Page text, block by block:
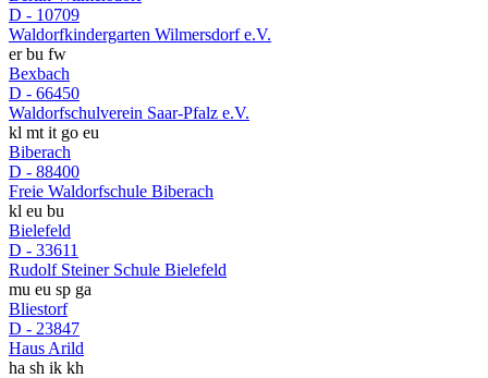
D - 10709
Waldorfkindergarten Wilmersdorf e.V.
er bu fw
Bexbach
D - 66450
Waldorfschulverein Saar-Pfalz e.V.
kl mt it go eu
Biberach
D - 88400
Freie Waldorfschule Biberach
kl eu bu
Bielefeld
D - 33611
Rudolf Steiner Schule Bielefeld
mu eu sp ga
Bliestorf
D - 23847
Haus Arild
ha sh ik kh